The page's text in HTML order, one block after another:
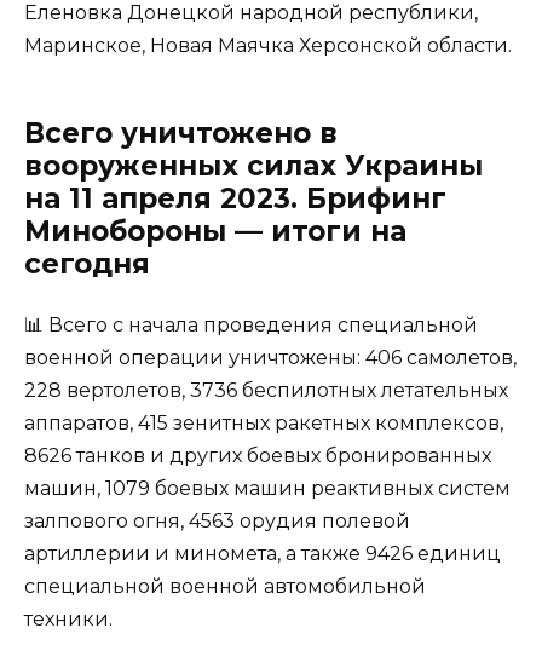
Еленовка Донецкой народной республики,
Маринское, Новая Маячка Херсонской области.
Всего уничтожено в
вооруженных силах Украины
на 11 апреля 2023. Брифинг
Минобороны — итоги на
сегодня
📊 Всего с начала проведения специальной
военной операции уничтожены: 406 самолетов,
228 вертолетов, 3736 беспилотных летательных
аппаратов, 415 зенитных ракетных комплексов,
8626 танков и других боевых бронированных
машин, 1079 боевых машин реактивных систем
залпового огня, 4563 орудия полевой
артиллерии и миномета, а также 9426 единиц
специальной военной автомобильной
техники.